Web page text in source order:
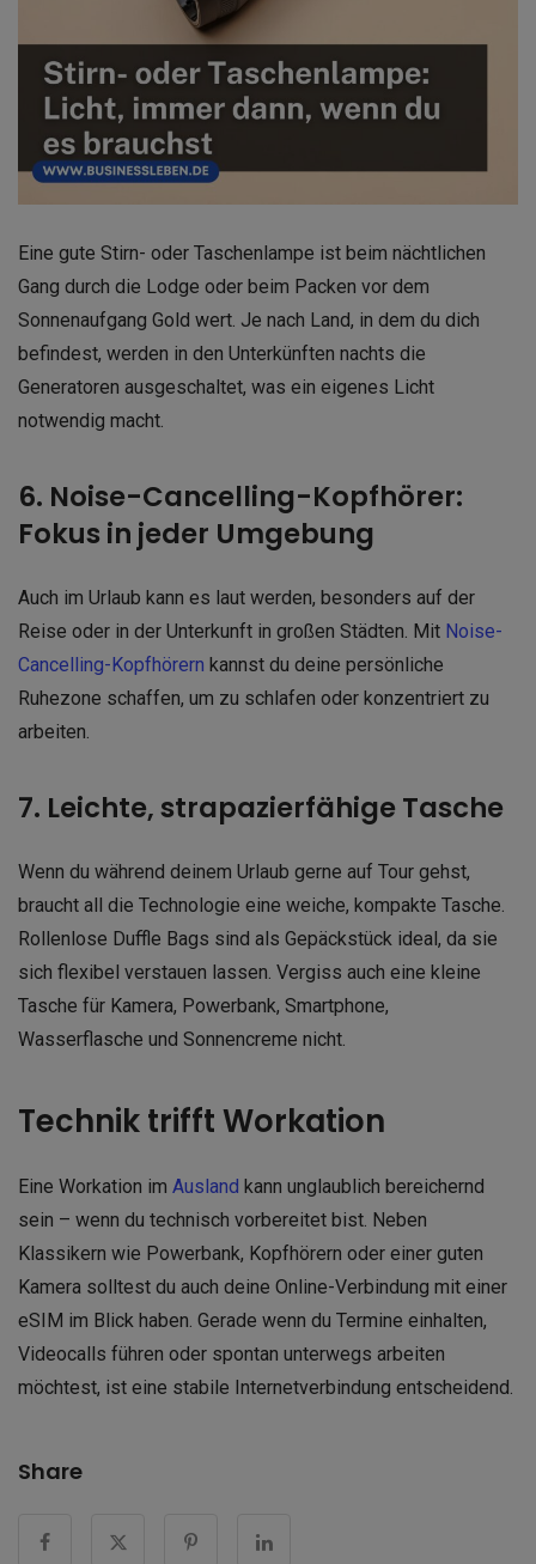
Eine gute Stirn- oder Taschenlampe ist beim nächtlichen
Gang durch die Lodge oder beim Packen vor dem
Sonnenaufgang Gold wert. Je nach Land, in dem du dich
befindest, werden in den Unterkünften nachts die
Generatoren ausgeschaltet, was ein eigenes Licht
notwendig macht.
6. Noise-Cancelling-Kopfhörer:
Fokus in jeder Umgebung
Auch im Urlaub kann es laut werden, besonders auf der
Reise oder in der Unterkunft in großen Städten. Mit Noise-
Cancelling-Kopfhörern kannst du deine persönliche
Ruhezone schaffen, um zu schlafen oder konzentriert zu
arbeiten.
7. Leichte, strapazierfähige Tasche
Wenn du während deinem Urlaub gerne auf Tour gehst,
braucht all die Technologie eine weiche, kompakte Tasche.
Rollenlose Duffle Bags sind als Gepäckstück ideal, da sie
sich flexibel verstauen lassen. Vergiss auch eine kleine
Tasche für Kamera, Powerbank, Smartphone,
Wasserflasche und Sonnencreme nicht.
Technik trifft Workation
Eine Workation im Ausland kann unglaublich bereichernd
sein – wenn du technisch vorbereitet bist. Neben
Klassikern wie Powerbank, Kopfhörern oder einer guten
Kamera solltest du auch deine Online-Verbindung mit einer
eSIM im Blick haben. Gerade wenn du Termine einhalten,
Videocalls führen oder spontan unterwegs arbeiten
möchtest, ist eine stabile Internetverbindung entscheidend.
Share